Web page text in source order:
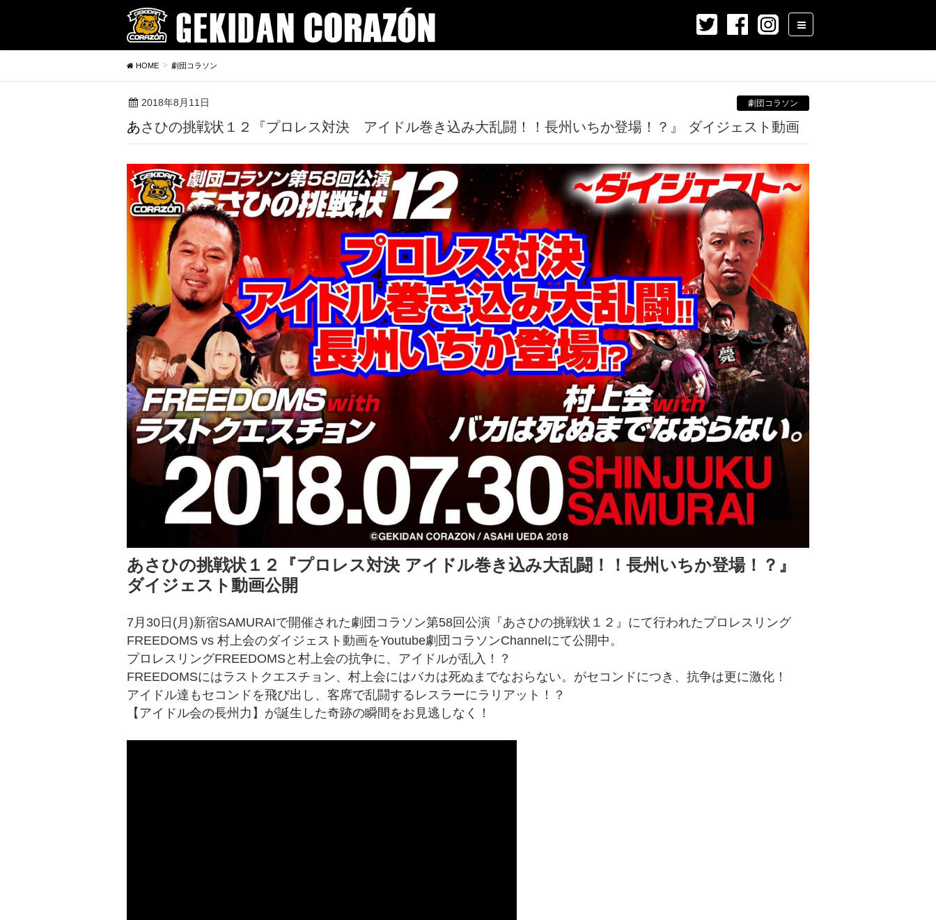
HOME 劇団コラソン
2018年8月11日 劇団コラソン
あさひの挑戦状１２『プロレス対決 アイドル巻き込み大乱闘！！長州いちか登場！？』 ダイジェスト動画
あさひの挑戦状１２『プロレス対決 アイドル巻き込み大乱闘！！長州いちか登場！？』
ダイジェスト動画公開
7月30日(月)新宿SAMURAIで開催された劇団コラソン第58回公演『あさひの挑戦状１２』にて行われたプロレスリング
FREEDOMS vs 村上会のダイジェスト動画をYoutube劇団コラソンChannelにて公開中。
プロレスリングFREEDOMSと村上会の抗争に、アイドルが乱入！？
FREEDOMSにはラストクエスチョン、村上会にはバカは死ぬまでなおらない。がセコンドにつき、抗争は更に激化！
アイドル達もセコンドを飛び出し、客席で乱闘するレスラーにラリアット！？
【アイドル会の長州力】が誕生した奇跡の瞬間をお見逃しなく！